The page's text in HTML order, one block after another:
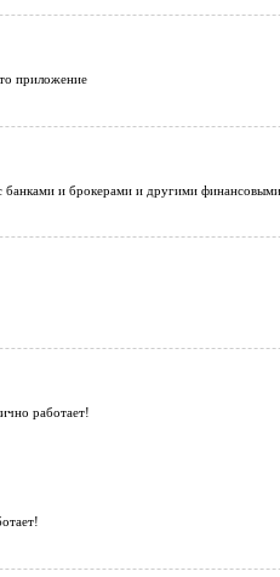
приложение
и брокерами и другими
работает!